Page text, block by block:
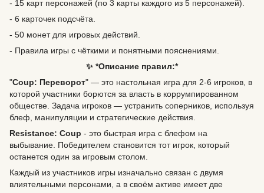
- 15 карт персонажей (по 3 карты каждого из 5 персонажей).
- 6 карточек подсчёта.
- 50 монет для игровых действий.
- Правила игры с чёткими и понятными пояснениями.
✨ *Описание правил:*
"Coup: Переворот" — это настольная игра для 2-6 игроков, в
которой участники борются за власть в коррумпированном
обществе. Задача игроков — устранить соперников, используя
блеф, манипуляции и стратегические действия.
Resistance: Coup - это быстрая игра с блефом на
выбывание. Победителем становится тот игрок, который
останется один за игровым столом.
Каждый из участников игры изначально связан с двумя
влиятельными персонами, а в своём активе имеет две